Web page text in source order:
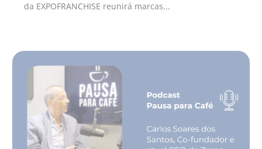
da EXPOFRANCHISE reunirá marcas...